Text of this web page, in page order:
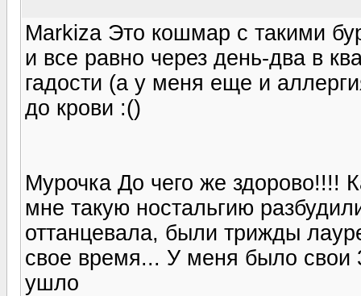
Markiza Это кошмар с такими
и все равно через день-два в
гадости (а у меня еще и
до крови :()
Мурочка До чего же здорово!!!!
мне такую ностальгию
оттанцевала, были трижды
свое время... У меня было свои
ушло